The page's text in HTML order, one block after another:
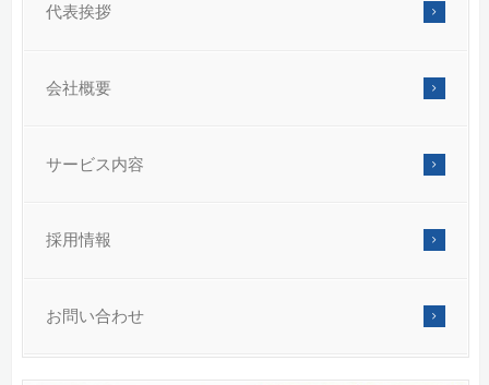
代表挨拶
会社概要
サービス内容
採用情報
お問い合わせ